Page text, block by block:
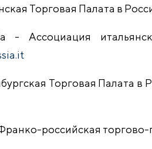
Торговая Палата в
- Ассоциация
Торговая Палата в
российская